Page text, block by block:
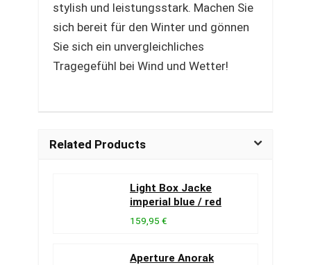
stylish und leistungsstark. Machen Sie
sich bereit für den Winter und gönnen
Sie sich ein unvergleichliches
Tragegefühl bei Wind und Wetter!
Related Products
Light Box Jacke
imperial blue / red
159,95 €
Aperture Anorak